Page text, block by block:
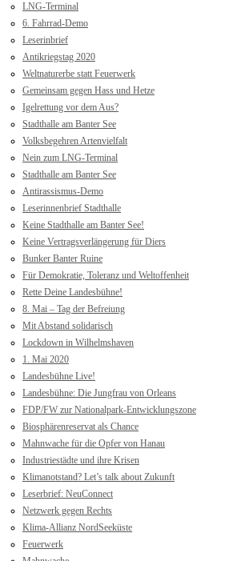
LNG-Terminal
6. Fahrrad-Demo
Leserinbrief
Antikriegstag 2020
Weltnaturerbe statt Feuerwerk
Gemeinsam gegen Hass und Hetze
Igelrettung vor dem Aus?
Stadthalle am Banter See
Volksbegehren Artenvielfalt
Nein zum LNG-Terminal
Stadthalle am Banter See
Antirassismus-Demo
Leserinnenbrief Stadthalle
Keine Stadthalle am Banter See!
Keine Vertragsverlängerung für Diers
Bunker Banter Ruine
Für Demokratie, Toleranz und Weltoffenheit
Rette Deine Landesbühne!
8. Mai – Tag der Befreiung
Mit Abstand solidarisch
Lockdown in Wilhelmshaven
1. Mai 2020
Landesbühne Live!
Landesbühne: Die Jungfrau von Orleans
FDP/FW zur Nationalpark-Entwicklungszone
Biosphärenreservat als Chance
Mahnwache für die Opfer von Hanau
Industriestädte und ihre Krisen
Klimanotstand? Let’s talk about Zukunft
Leserbrief: NeuConnect
Netzwerk gegen Rechts
Klima-Allianz NordSeeküste
Feuerwerk